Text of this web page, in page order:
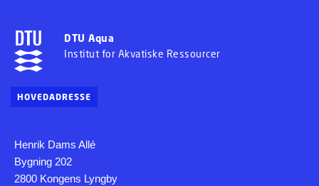
DTU Aqua
Institut for Akvatiske Ressourcer
HOVEDADRESSE
Henrik Dams Allé
Bygning 202
2800 Kongens Lyngby